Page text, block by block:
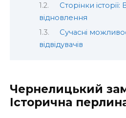
Сторінки історії:
відновлення
Сучасні
відвідувачів
Чернелицький
Історична